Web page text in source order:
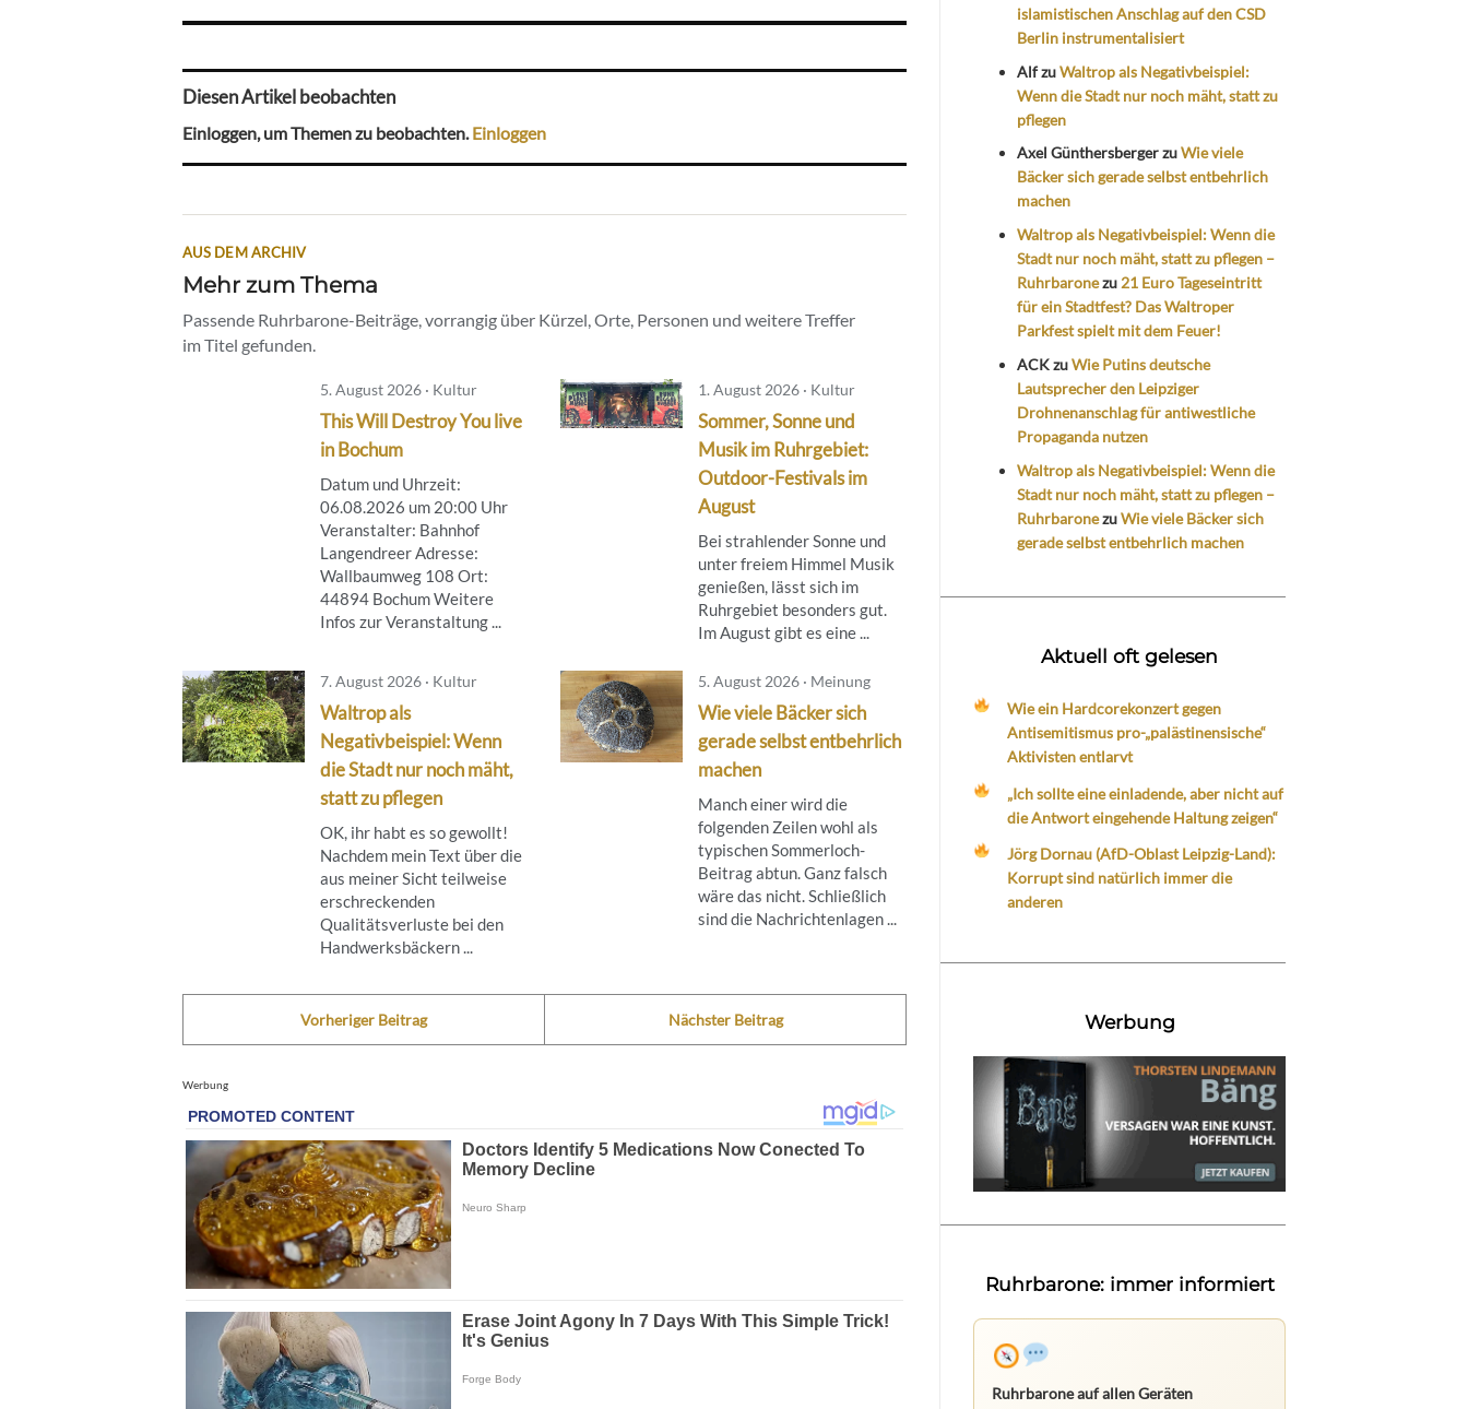
Diesen Artikel beobachten
Einloggen, um Themen zu beobachten.Einloggen
AUS DEM ARCHIV
Mehr zum Thema
Passende Ruhrbarone-Beiträge, vorrangig über Kürzel, Orte, Personen und weitere Treffer
im Titel gefunden.
5. August 2026 · Kultur
This Will Destroy You live
in Bochum
Datum und Uhrzeit:
06.08.2026 um 20:00 Uhr
Veranstalter: Bahnhof
Langendreer Adresse:
Wallbaumweg 108 Ort:
44894 Bochum Weitere
Infos zur Veranstaltung ...
1. August 2026 · Kultur
Sommer, Sonne und
Musik im Ruhrgebiet:
Outdoor-Festivals im
August
Bei strahlender Sonne und
unter freiem Himmel Musik
genießen, lässt sich im
Ruhrgebiet besonders gut.
Im August gibt es eine ...
7. August 2026 · Kultur
Waltrop als
Negativbeispiel: Wenn
die Stadt nur noch mäht,
statt zu pflegen
OK, ihr habt es so gewollt!
Nachdem mein Text über die
aus meiner Sicht teilweise
erschreckenden
Qualitätsverluste bei den
Handwerksbäckern ...
5. August 2026 · Meinung
Wie viele Bäcker sich
gerade selbst entbehrlich
machen
Manch einer wird die
folgenden Zeilen wohl als
typischen Sommerloch-
Beitrag abtun. Ganz falsch
wäre das nicht. Schließlich
sind die Nachrichtenlagen ...
Vorheriger Beitrag Nächster Beitrag
Werbung
islamistischen Anschlag auf den CSD
Berlin instrumentalisiert
AlfzuWaltrop als Negativbeispiel:
Wenn die Stadt nur noch mäht, statt zu
pflegen
Axel GünthersbergerzuWie viele
Bäcker sich gerade selbst entbehrlich
machen
Waltrop als Negativbeispiel: Wenn die
Stadt nur noch mäht, statt zu pflegen –
Ruhrbaronezu 21 Euro Tageseintritt
für ein Stadtfest? Das Waltroper
Parkfest spielt mit dem Feuer!
ACKzuWie Putins deutsche
Lautsprecher den Leipziger
Drohnenanschlag für antiwestliche
Propaganda nutzen
Waltrop als Negativbeispiel: Wenn die
Stadt nur noch mäht, statt zu pflegen –
RuhrbaronezuWie viele Bäcker sich
gerade selbst entbehrlich machen
Aktuell oft gelesen
Wie ein Hardcorekonzert gegen
Antisemitismus pro-„palästinensische“
Aktivisten entlarvt
„Ich sollte eine einladende, aber nicht auf
die Antwort eingehende Haltung zeigen“
Jörg Dornau (AfD-Oblast Leipzig-Land):
Korrupt sind natürlich immer die
anderen
Werbung
Ruhrbarone: immer informiert
Ruhrbarone auf allen Geräten